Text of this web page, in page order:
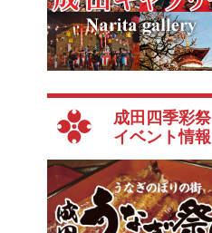
成田四季彩祭
イベント情報